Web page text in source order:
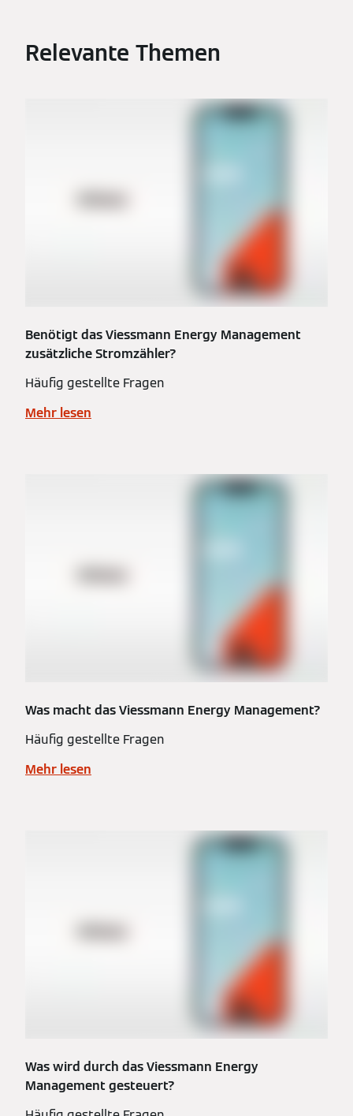
Relevante Themen
Benötigt das Viessmann Energy Management
zusätzliche Stromzähler?
Häufig gestellte Fragen
Mehr lesen
Was macht das Viessmann Energy Management?
Häufig gestellte Fragen
Mehr lesen
Was wird durch das Viessmann Energy
Management gesteuert?